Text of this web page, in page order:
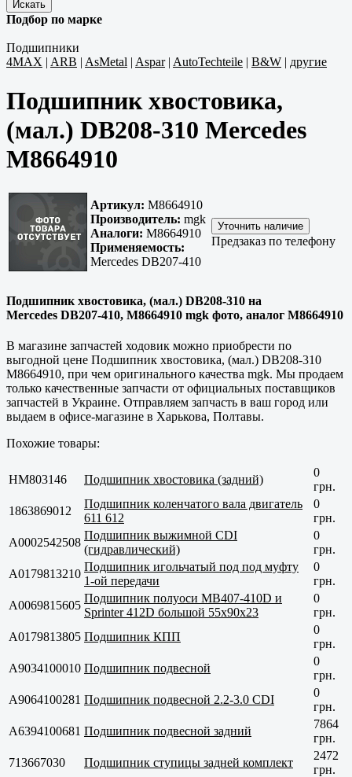
Подбор по марке
Подшипники
4MAX | ARB | AsMetal | Aspar| AutoTechteile | B&W | другие
Подшипник хвостовика,
(мал.) DB208-310 Mercedes
M8664910
Артикул: M8664910
Производитель: mgk
Аналоги: M8664910
Применяемость:
Mercedes DB207-410
Предзаказ по телефону
Подшипник хвостовика, (мал.) DB208-310 на
Mercedes DB207-410, M8664910 mgk фото, аналог M8664910
В магазине запчастей ходовик можно приобрести по
выгодной цене Подшипник хвостовика, (мал.) DB208-310
M8664910, при чем оригинального качества mgk. Мы продаем
только качественные запчасти от официальных поставщиков
запчастей в Украине. Отправляем запчасть в ваш город или
выдаем в офисе-магазине в Харькова, Полтавы.
Похожие товары:
HM803146 Подшипник хвостовика (задний)
0
грн.
1863869012
Подшипник коленчатого вала двигатель
611 612
0
грн.
A0002542508
Подшипник выжимной CDI
(гидравлический)
0
грн.
A0179813210
Подшипник игольчатый под под муфту
1-ой передачи
0
грн.
A0069815605
Подшипник полуоси MB407-410D и
Sprinter 412D большой 55x90x23
0
грн.
A0179813805 Подшипник КПП
0
грн.
A9034100010 Подшипник подвесной
0
грн.
A9064100281 Подшипник подвесной 2.2-3.0 CDI
0
грн.
A6394100681 Подшипник подвесной задний
7864
грн.
713667030
Подшипник ступицы задней комплект
2472
грн.